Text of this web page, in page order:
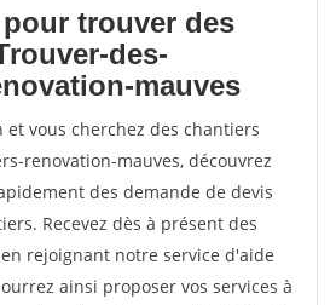
trouver des
des-
mauves
et vous cherchez des chantiers
renovation-mauves, découvrez
des demande de devis
Recevez dès à présent des
rejoignant notre service d'aide
ainsi proposer vos services à